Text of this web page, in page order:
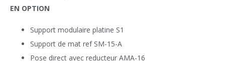
EN OPTION
Support modulaire platine S1
Support de mat ref SM-15-A
Pose direct avec reducteur AMA-16